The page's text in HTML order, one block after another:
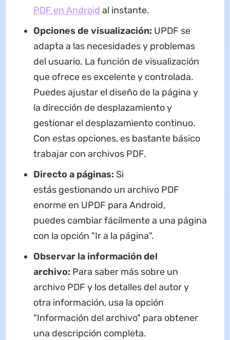
PDF en Android al instante.
Opciones de visualización: UPDF se
adapta a las necesidades y problemas
del usuario. La función de visualización
que ofrece es excelente y controlada.
Puedes ajustar el diseño de la página y
la dirección de desplazamiento y
gestionar el desplazamiento continuo.
Con estas opciones, es bastante básico
trabajar con archivos PDF.
Directo a páginas: Si
estás gestionando un archivo PDF
enorme en UPDF para Android,
puedes cambiar fácilmente a una página
con la opción "Ir a la página".
Observar la información del
archivo: Para saber más sobre un
archivo PDF y los detalles del autor y
otra información, usa la opción
"Información del archivo" para obtener
una descripción completa.